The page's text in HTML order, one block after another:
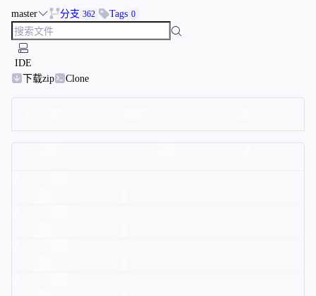
master 分支 362 Tags 0
IDE
下载zip
Clone